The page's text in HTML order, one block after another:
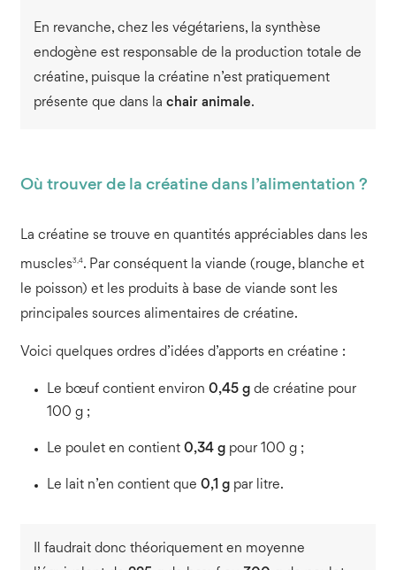
En revanche, chez les végétariens, la synthèse
endogène est responsable de la production totale de
créatine, puisque la créatine n’est pratiquement
présente que dans la chair animale.
Où trouver de la créatine dans l’alimentation ?
La créatine se trouve en quantités appréciables dans les
muscles3,4. Par conséquent la viande (rouge, blanche et
le poisson) et les produits à base de viande sont les
principales sources alimentaires de créatine.
Voici quelques ordres d’idées d’apports en créatine :
Le bœuf contient environ 0,45 gde créatine pour
100 g ;
Le poulet en contient 0,34 gpour 100 g ;
Le lait n’en contient que 0,1 gpar litre.
Il faudrait donc théoriquement en moyenne